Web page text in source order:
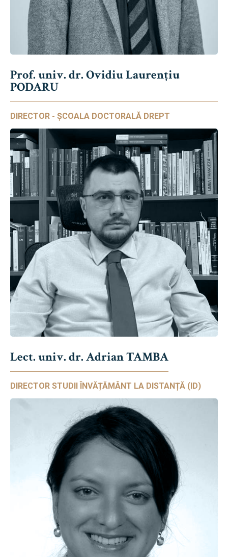
Prof. univ. dr. Ovidiu Laurențiu
PODARU
DIRECTOR - ȘCOALA DOCTORALĂ DREPT
Lect. univ. dr. Adrian TAMBA
DIRECTOR STUDII ÎNVĂȚĂMÂNT LA DISTANȚĂ (ID)